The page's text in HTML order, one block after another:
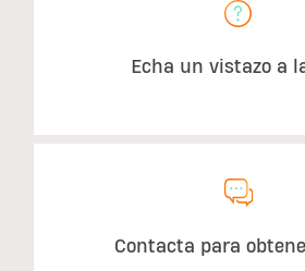
Echa un vistazo a
Contacta para